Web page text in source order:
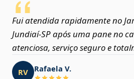
Fui atendida rapidamente no
Jundiaí‑SP após uma pane no
atenciosa, serviço seguro e
RV Rafaela V.